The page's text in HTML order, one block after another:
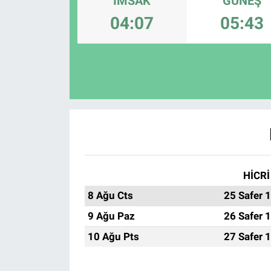
04:07 05:43
HİCRİ
8 Ağu Cts
25 Safer
9 Ağu Paz
26 Safer
10 Ağu Pts
27 Safer